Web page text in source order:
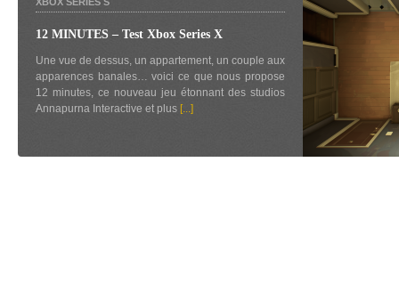
12 MINUTES – Test Xbox Series X
Une vue de dessus, un appartement, un couple aux
apparences banales… voici ce que nous propose
12 minutes, ce nouveau jeu étonnant des studios
Annapurna Interactive et plus [...]